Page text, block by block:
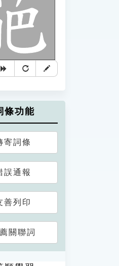
條功能
寄詞條
誤通報
善列印
關聯詞